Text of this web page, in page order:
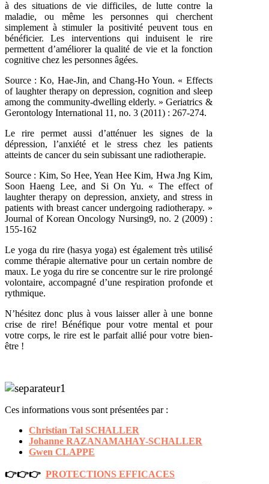
à des situations de vie difficiles, de lutte contre la
maladie, ou même les personnes qui cherchent
simplement à stimuler la positivité peuvent tous en
bénéficier. Les interventions qui induisent le rire
permettent d’améliorer la qualité de vie et la fonction
cognitive chez les personnes âgées.
Source :Ko, Hae‐Jin, and Chang‐Ho Youn. « Effects
of laughter therapy on depression, cognition and sleep
among the community‐dwelling elderly. » Geriatrics &
Gerontology International 11, no. 3 (2011) : 267-274.
Le rire permet aussi d’atténuer les signes de la
dépression, l’anxiété et le stress chez les patients
atteints de cancer du sein subissant une radiotherapie.
Source : Kim, So Hee, Yean Hee Kim, Hwa Jng Kim,
Soon Haeng Lee, and Si On Yu. « The effect of
laughter therapy on depression, anxiety, and stress in
patients with breast cancer undergoing radiotherapy. »
Journal of Korean Oncology Nursing9, no. 2 (2009) :
155-162
Le yoga du rire (hasya yoga) est également très utilisé
comme thérapie alternative pour un certain nombre de
maux. Le yoga du rire se concentre sur le rire prolongé
volontaire, accompagné d’une respiration profonde et
rythmique.
N’hésitez donc plus àvous laisser aller à une bonne
crise de rire! Bénéfique pour votre mental et pour
votre corps, le rire est le parfait allié pour votre bien-
être !
Ces informations vous sont présentées par :
Christian Tal SCHALLER
Johanne RAZANAMAHAY-SCHALLER
Gwen CLAPPE
👉👉👉 PROTECTIONS EFFICACES